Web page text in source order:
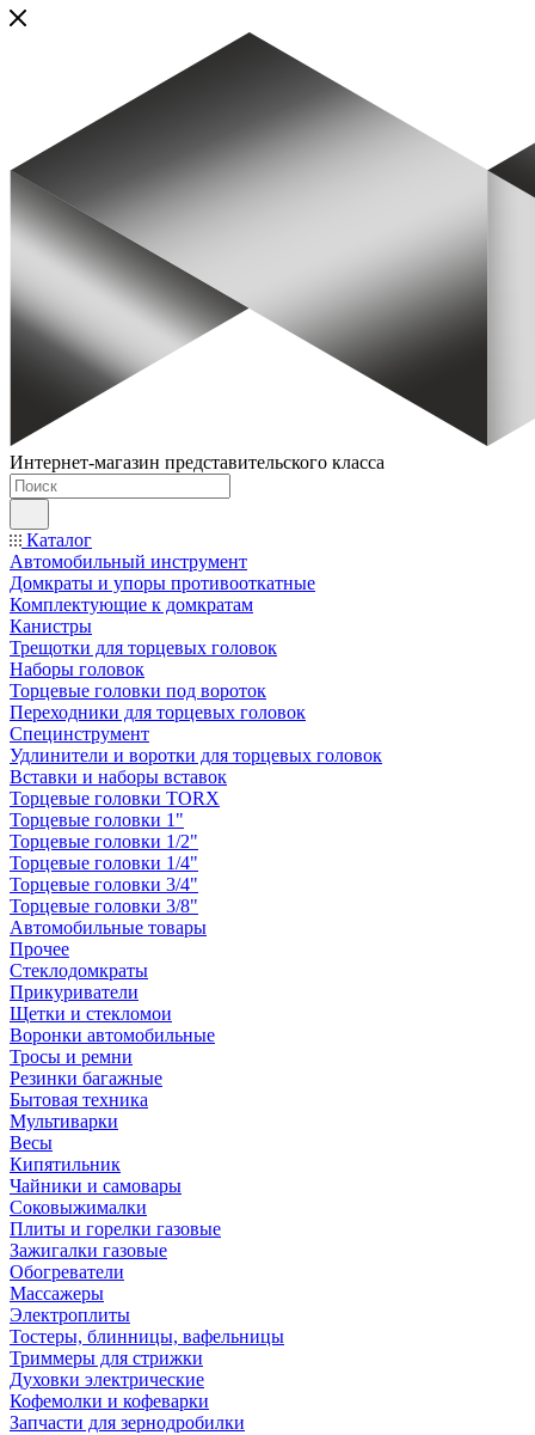
Интернет-магазин представительского класса
Каталог
Автомобильный инструмент
Домкраты и упоры противооткатные
Комплектующие к домкратам
Канистры
Трещотки для торцевых головок
Наборы головок
Торцевые головки под вороток
Переходники для торцевых головок
Специнструмент
Удлинители и воротки для торцевых головок
Вставки и наборы вставок
Торцевые головки TORX
Торцевые головки 1"
Торцевые головки 1/2"
Торцевые головки 1/4"
Торцевые головки 3/4"
Торцевые головки 3/8"
Автомобильные товары
Прочее
Стеклодомкраты
Прикуриватели
Щетки и стекломои
Воронки автомобильные
Тросы и ремни
Резинки багажные
Бытовая техника
Мультиварки
Весы
Кипятильник
Чайники и самовары
Соковыжималки
Плиты и горелки газовые
Зажигалки газовые
Обогреватели
Массажеры
Электроплиты
Тостеры, блинницы, вафельницы
Триммеры для стрижки
Духовки электрические
Кофемолки и кофеварки
Запчасти для зернодробилки